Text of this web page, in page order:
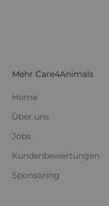
Mehr Care4Animals
Home
Über uns
Jobs
Kundenbewertungen
Sponsoring